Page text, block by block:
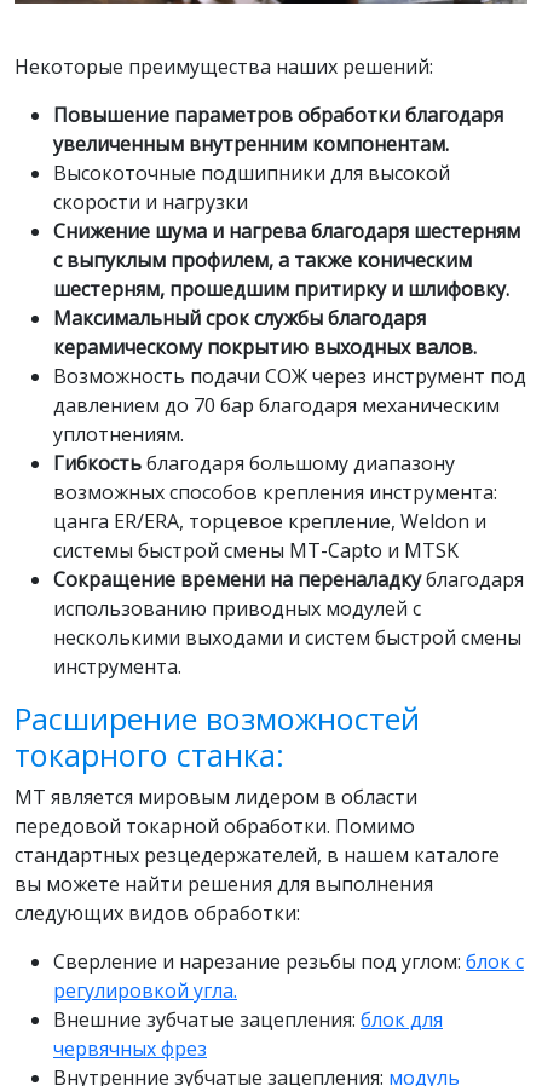
Некоторые преимущества наших решений:
Повышение параметров обработки благодаря
увеличенным внутренним компонентам.
Высокоточные подшипники для высокой
скорости и нагрузки
Снижение шума и нагрева благодаря шестерням
с выпуклым профилем, а также коническим
шестерням, прошедшим притирку и шлифовку.
Максимальный срок службы благодаря
керамическому покрытию выходных валов.
Возможность подачи СОЖ через инструмент под
давлением до 70 бар благодаря механическим
уплотнениям.
Гибкостьблагодаря большому диапазону
возможных способов крепления инструмента:
цанга ER/ERA, торцевое крепление, Weldon и
системы быстрой смены MT-Capto и MTSK
Сокращение времени на переналадкублагодаря
использованию приводных модулей с
несколькими выходами и систем быстрой смены
инструмента.
Расширение возможностей
токарного станка:
MT является мировым лидером в области
передовой токарной обработки. Помимо
стандартных резцедержателей, в нашем каталоге
вы можете найти решения для выполнения
следующих видов обработки:
Сверление и нарезание резьбы под углом: блок с
регулировкой угла.
Внешние зубчатые зацепления: блок для
червячных фрез
Внутренние зубчатые зацепления: модуль